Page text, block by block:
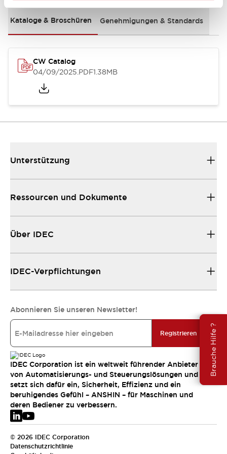
Brauche Hilfe ?
Kataloge & Broschüren Genehmigungen & Standards
CW Catalog
04/09/2025.PDF1.38MB
Unterstützung
Ressourcen und Dokumente
Über IDEC
IDEC-Verpflichtungen
Abonnieren Sie unseren Newsletter!
Registrieren
IDEC Corporation ist ein weltweit führender Anbieter
von Automatisierungs- und Steuerungslösungen und
setzt sich dafür ein, Sicherheit, Effizienz und ein
beruhigendes Gefühl – ANSHIN – für Maschinen und
deren Bediener zu verbessern.
© 2026 IDEC Corporation
Datenschutzrichtlinie